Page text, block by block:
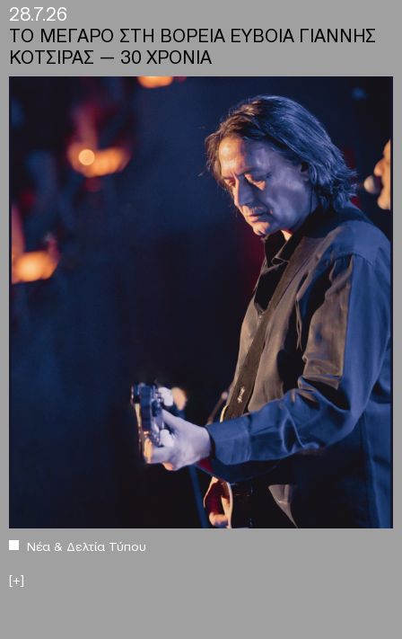
28.7.26
ΤΟ ΜΕΓΑΡΟ ΣΤΗ ΒΟΡΕΙΑ ΕΥΒΟΙΑ ΓΙΑΝΝΗΣ
ΚΟΤΣΙΡΑΣ — 30 ΧΡΟΝΙΑ
Νέα & Δελτία Τύπου
[+]